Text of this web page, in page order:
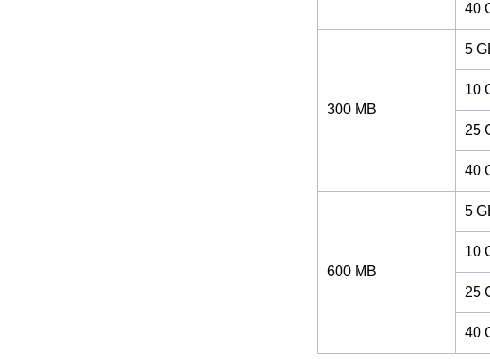
40
300 MB
5
10
25
40
600 MB
5
10
25
40